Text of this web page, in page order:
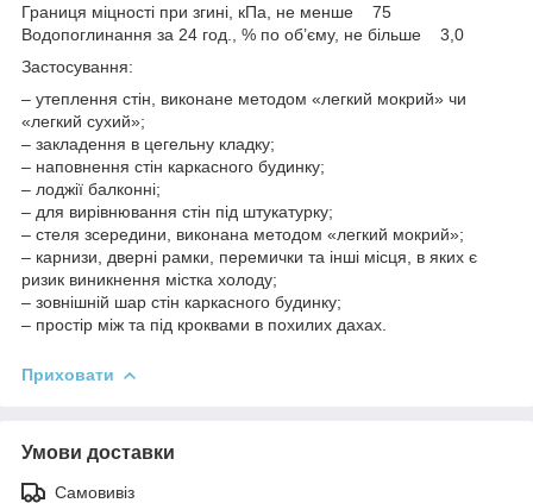
Границя міцності при згині, кПа, не менше 75
Водопоглинання за 24 год., % по об’єму, не більше 3,0
Застосування:
– утеплення стін, виконане методом «легкий мокрий» чи
«легкий сухий»;
– закладення в цегельну кладку;
– наповнення стін каркасного будинку;
– лоджії балконні;
– для вирівнювання стін під штукатурку;
– стеля зсередини, виконана методом «легкий мокрий»;
– карнизи, дверні рамки, перемички та інші місця, в яких є
ризик виникнення містка холоду;
– зовнішній шар стін каркасного будинку;
– простір між та під кроквами в похилих дахах.
Приховати
Умови доставки
Самовивіз